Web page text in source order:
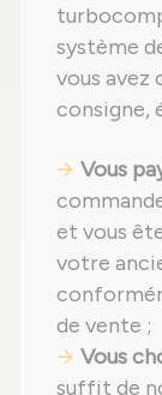
système
vous avez
consigne,
Vous
et vous
votre
de vente ;
Vous
suffit de